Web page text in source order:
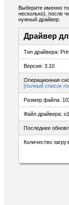
Выберите именно
несколько), после
нужный драйвер.
Драйвер
Тип драйвера:
Версия: 3.10
Операционная
[полный список
Размер файла:
Файл драйвера:
Последнее
Количество